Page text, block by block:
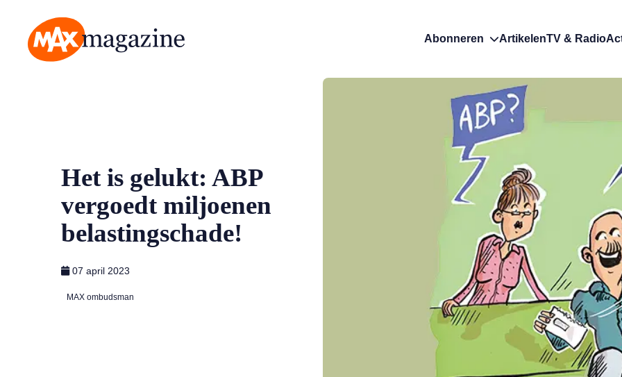
Abonneren ArtikelenTV & Radio
Het is gelukt: ABP
vergoedt miljoenen
belastingschade!
07 april 2023
MAX ombudsman